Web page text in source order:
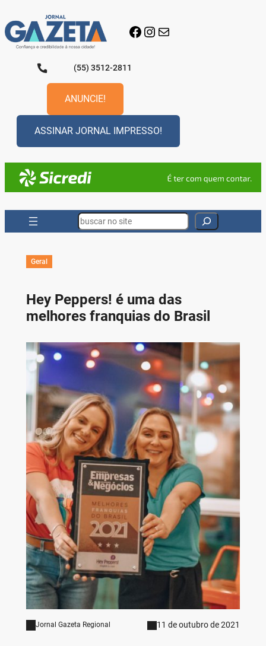
para
o
conteúdo
Facebook
Instagram
E-mail
(55) 3512-2811
ANUNCIE!
ASSINAR JORNAL IMPRESSO!
Search
Geral
Hey Peppers! é uma das
melhores franquias do Brasil
Jornal Gazeta Regional 11 de outubro de 2021